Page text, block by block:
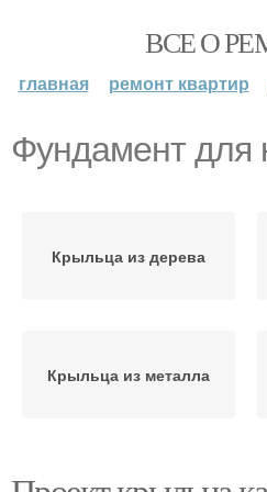
ВСЕ О
главная ремонт квартир
Фундамент для
Крыльца из дерева
Крыльца из металла